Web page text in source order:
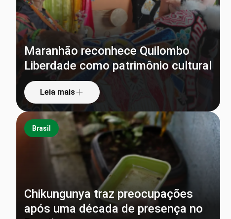
Maranhão reconhece Quilombo
Liberdade como patrimônio cultural
Leia mais
Brasil
Chikungunya traz preocupações
após uma década de presença no